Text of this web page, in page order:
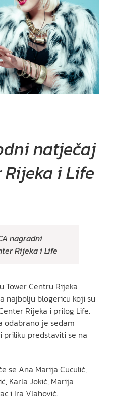
natječaj
Rijeka i Life
nagradni
Rijeka i Life
Tower Centru Rijeka
najbolju blogericu koji su
Rijeka i prilog Life.
odabrano je sedam
predstaviti se na
se Ana Marija Cuculić,
Karla Jokić, Marija
i Ira Vlahović.